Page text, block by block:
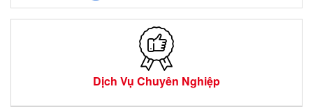
Dịch Vụ Chuyên Nghiệp